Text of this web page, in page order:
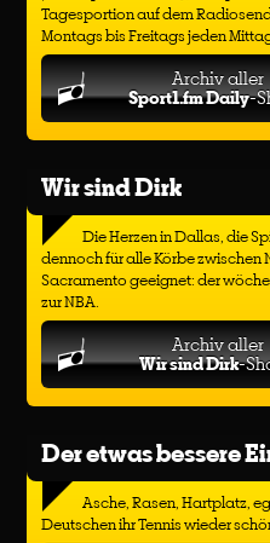
Tagesportion auf dem
Montags bis Freitags jeden
Archiv aller
Sport1.fm Daily-
Wir sind Dirk
Die Herzen in Dallas, die
dennoch für alle Körbe zwischen
Sacramento geeignet: der
zur NBA.
Archiv aller
Wir sind Dirk-
Der etwas bessere
Asche, Rasen, Hartplatz,
Deutschen ihr Tennis wieder